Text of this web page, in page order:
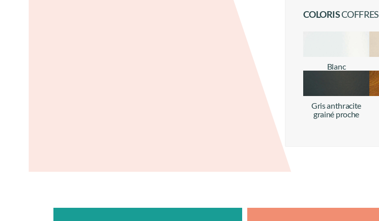
COLORISCOFFRES
Blanc
Gris anthracite
grainé proche